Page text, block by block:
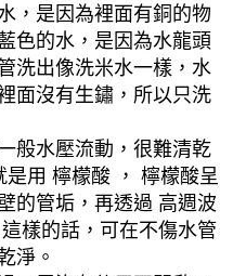
，是因為裡面有銅的物
色的水，是因為水龍頭
洗出像洗米水一樣，水
面沒有生鏽，所以只洗
般水壓流動，很難清乾
用 檸檬酸 ， 檸檬酸呈
的管垢，再透過 高週波
樣的話，可在不傷水管
淨。